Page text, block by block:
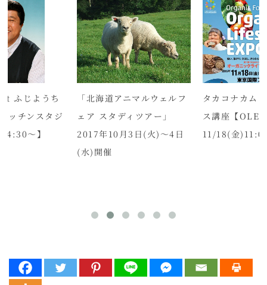
ふじようち
ッチンスタジ
～】
「北海道アニマルウェルフ
ェア スタディツアー」
2017年10月3日(火)～4日
(水)開催
タカコナカム
ス講座【OLE
11/18(金